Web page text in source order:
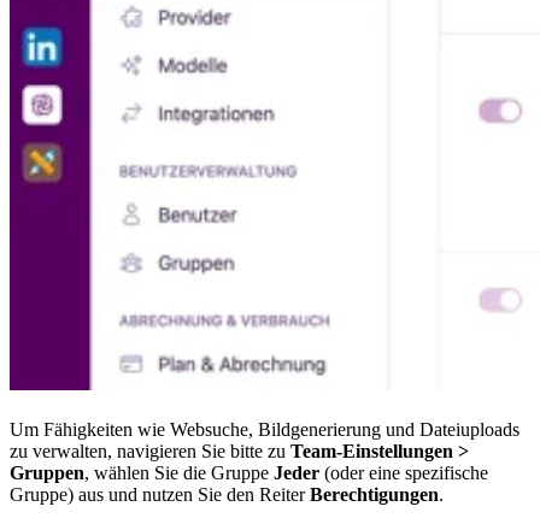
Um Fähigkeiten wie Websuche, Bildgenerierung und Dateiuploads
zu verwalten, navigieren Sie bitte zu Team-Einstellungen >
Gruppen, wählen Sie die Gruppe Jeder (oder eine spezifische
Gruppe) aus und nutzen Sie den ReiterBerechtigungen.